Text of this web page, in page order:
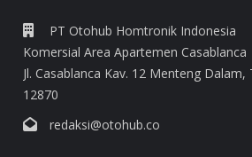
PT Otohub Homtronik Indonesia
Komersial Area Apartemen Casablanca
Jl. Casablanca Kav. 12 Menteng Dalam,
12870
redaksi@otohub.co